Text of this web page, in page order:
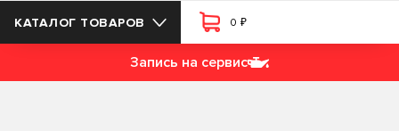
КАТАЛОГ ТОВАРОВ 0 ₽
Запись на сервис